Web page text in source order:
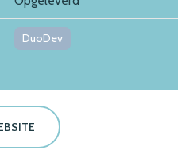
DuoDev